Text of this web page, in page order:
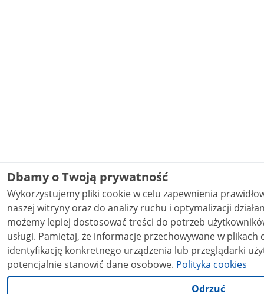
Dbamy o Twoją prywatność
Wykorzystujemy pliki cookie w celu zapewnienia
naszej witryny oraz do analizy ruchu i optymalizacji działania
możemy lepiej dostosować treści do potrzeb
usługi. Pamiętaj, że informacje przechowywane w plikach cookie mogą pozwalać na
identyfikację konkretnego urządzenia lub przeglądarki
potencjalnie stanowić dane osobowe. Polityka cookies
Odrzuć